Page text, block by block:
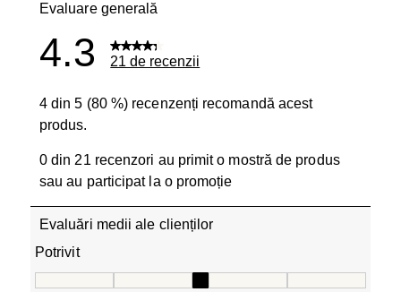
Evaluare generală
4.3 21 de recenzii
4 din 5 (80 %) recenzenți recomandă acest
produs.
0 din 21 recenzori au primit o mostră de produs
sau au participat la o promoție
Evaluări medii ale clienților
Potrivit